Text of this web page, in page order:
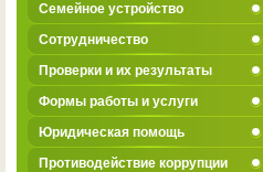
Семейное устройство
Сотрудничество
Проверки и их результаты
Формы работы и услуги
Юридическая помощь
Противодействие коррупции